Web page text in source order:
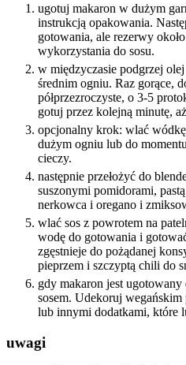
ugotuj makaron w dużym
instrukcją opakowania.
gotowania, ale rezerwy
wykorzystania do sosu.
w międzyczasie podgrzej
średnim ogniu. Raz gorące,
półprzezroczyste, o 3-5
gotuj przez kolejną minutę,
opcjonalny krok: wlać
dużym ogniu lub do
cieczy.
następnie przełożyć do
suszonymi pomidorami,
nerkowca i oregano i
wlać sos z powrotem na
wodę do gotowania i
zgęstnieje do pożądanej
pieprzem i szczyptą chili do
gdy makaron jest
sosem. Udekoruj wegańskim
lub innymi dodatkami, które
uwagi